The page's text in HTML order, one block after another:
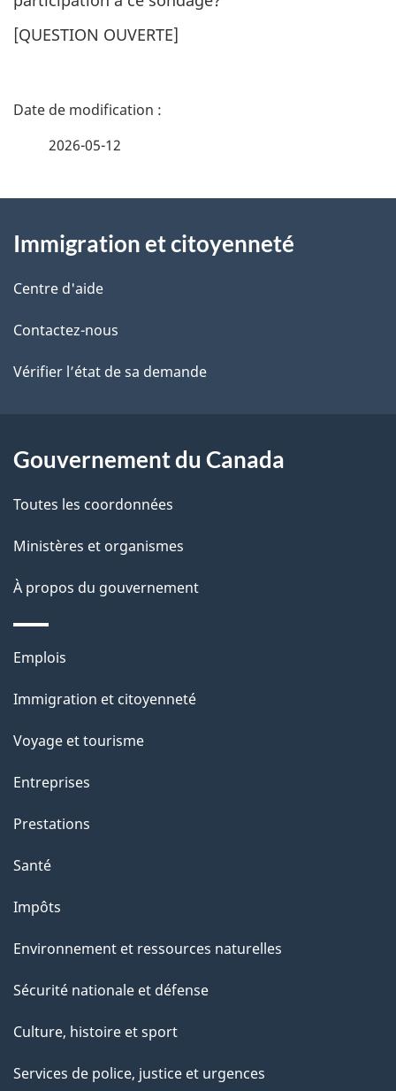
[QUESTION OUVERTE]
D
i
l
s
d
l
p
a
g
e
2026-05-12
propos
de
ce
site
Immigration et citoyenneté
Centre d'aide
Contactez-nous
Vérifier l’état de sa demande
Gouvernement du Canada
Toutes les coordonnées
Ministères et organismes
À propos du gouvernement
Thèmes
sujets
Emplois
Immigration et citoyenneté
Voyage et tourisme
Entreprises
Prestations
Santé
Impôts
Environnement et ressources naturelles
Sécurité nationale et défense
Culture, histoire et sport
Services de police, justice et urgences